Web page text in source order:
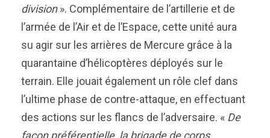
division». Complémentaire de l’artillerie et de
l’armée de l’Air et de l’Espace, cette unité aura
su agir sur les arrières de Mercure grâce à la
quarantaine d’hélicoptères déployés sur le
terrain. Elle jouait également un rôle clef dans
l’ultime phase de contre-attaque, en effectuant
des actions sur les flancs de l’adversaire. « De
façon préférentielle, la brigade de corps